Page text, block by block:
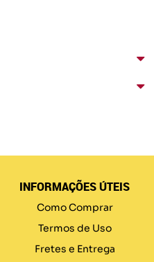
INFORMAÇÕES ÚTEIS
Como Comprar
Termos de Uso
Fretes e Entrega